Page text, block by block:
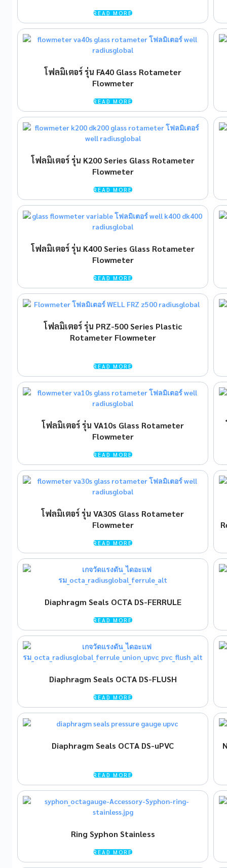
READ MORE
โฟลมิเตอร์ รุ่น FA40 Glass Rotameter
Flowmeter
READ MORE
โฟลมิเตอร์ รุ่น K200 Series Glass Rotameter
Flowmeter
READ MORE
โฟลมิเตอร์ รุ่น K400 Series Glass Rotameter
Flowmeter
READ MORE
โฟลมิเตอร์ รุ่น PRZ-500 Series Plastic
Rotameter Flowmeter
READ MORE
โฟลมิเตอร์ รุ่น VA10s Glass Rotameter
Flowmeter
READ MORE
โฟลมิเตอร์ รุ่น VA30S Glass Rotameter
Flowmeter
READ MORE
Diaphragm Seals OCTA DS-FERRULE
READ MORE
Diaphragm Seals OCTA DS-FLUSH
READ MORE
Diaphragm Seals OCTA DS-uPVC
READ MORE
Ring Syphon Stainless
READ MORE